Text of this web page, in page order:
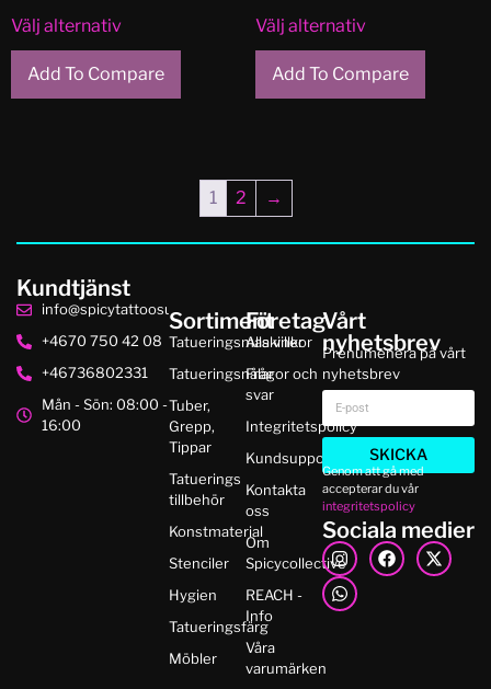
Välj alternativ
Add To Compare
Välj alternativ
Add To Compare
1 2 →
Kundtjänst
info@spicytattoosupplies.se
+4670 750 42 08
+46736802331
Mån - Sön: 08:00 -
16:00
Sortiment
Tatueringsmaskiner
Tatueringsnålar
Tuber,
Grepp,
Tippar
Tatuerings
tillbehör
Konstmaterial
Stenciler
Hygien
Tatueringsfärg
Möbler
Företag
Alla villkor
Frågor och
svar
Integritetspolicy
Kundsupport
Kontakta
oss
Om
Spicycollective
REACH -
Info
Våra
varumärken
Vårt
nyhetsbrev
Prenumenera på vårt
nyhetsbrev
SKICKA
Genom att gå med
accepterar du vår
integritetspolicy
Sociala medier